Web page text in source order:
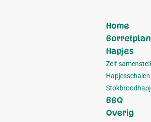
Home
Hapjes
Zelf
Hapjesschalen
BBQ
Overig